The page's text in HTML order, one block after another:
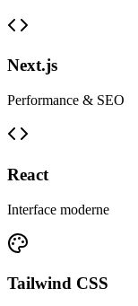
Next.js
Performance & SEO
React
Interface moderne
Tailwind CSS